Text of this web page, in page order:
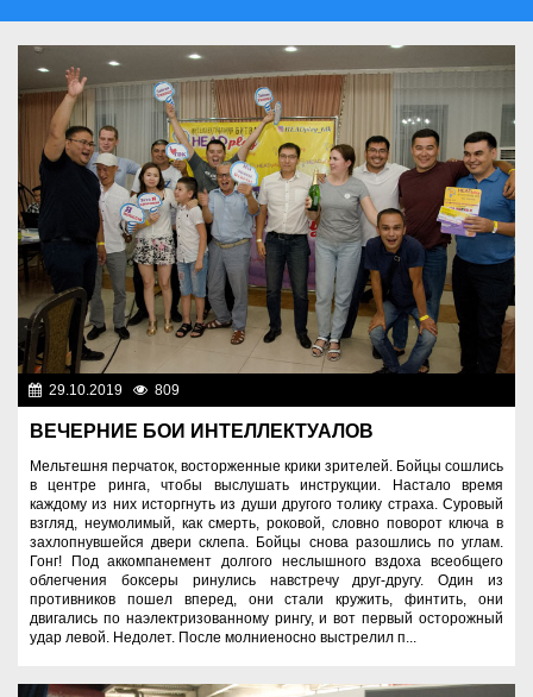
29.10.2019 809
ВЕЧЕРНИЕ БОИ ИНТЕЛЛЕКТУАЛОВ
Мельтешня перчаток, восторженные крики зрителей. Бойцы сошлись
в центре ринга, чтобы выслушать инструкции. Настало время
каждому из них исторгнуть из души другого толику страха. Суровый
взгляд, неумолимый, как смерть, роковой, словно поворот ключа в
захлопнувшейся двери склепа. Бойцы снова разошлись по углам.
Гонг! Под аккомпанемент долгого неслышного вздоха всеобщего
облегчения боксеры ринулись навстречу друг-другу. Один из
противников пошел вперед, они стали кружить, финтить, они
двигались по наэлектризованному рингу, и вот первый осторожный
удар левой. Недолет. После молниеносно выстрелил п...